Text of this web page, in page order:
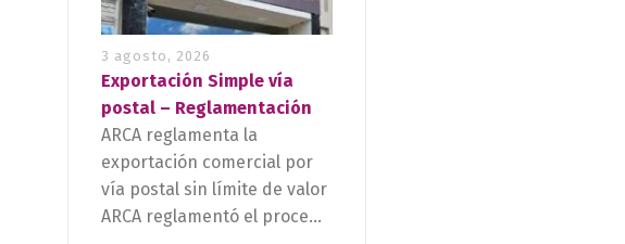
3 agosto, 2026
Exportación Simple vía
postal – Reglamentación
ARCA reglamenta la
exportación comercial por
vía postal sin límite de valor
ARCA reglamentó el proce...